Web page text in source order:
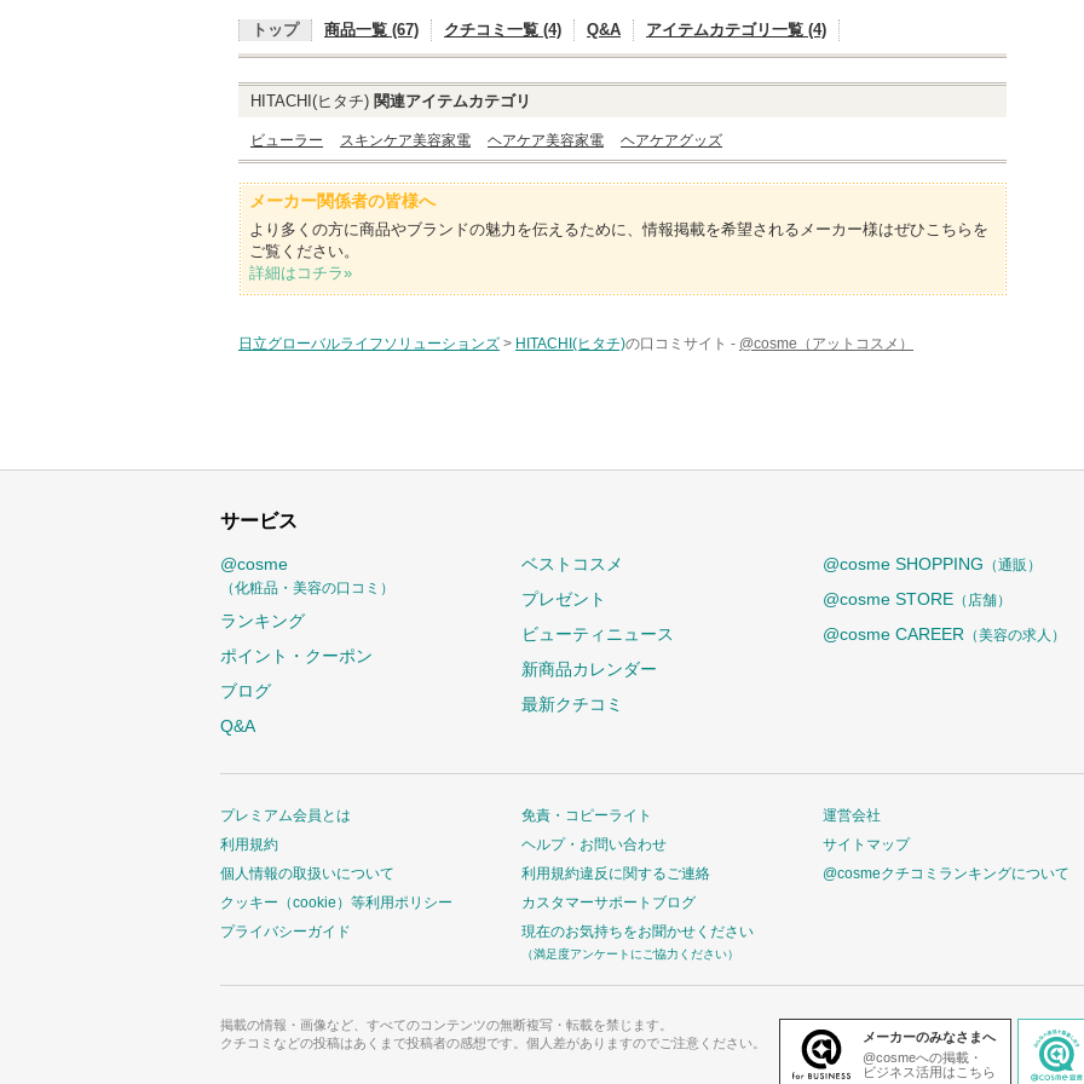
トップ 商品一覧 (67) クチコミ一覧 (4) Q&A アイテムカテゴリ一覧 (4)
HITACHI(ヒタチ) 関連アイテムカテゴリ
ビューラー スキンケア美容家電 ヘアケア美容家電 ヘアケアグッズ
メーカー関係者の皆様へ
より多くの方に商品やブランドの魅力を伝えるために、情報掲載を希望されるメーカー様はぜひこちらを
ご覧ください。
詳細はコチラ»
日立グローバルライフソリューションズ > HITACHI(ヒタチ)の口コミサイト - @cosme（アットコスメ）
サービス
@cosme
（化粧品・美容の口コミ）
ランキング
ポイント・クーポン
ブログ
Q&A
ベストコスメ
プレゼント
ビューティニュース
新商品カレンダー
最新クチコミ
@cosme SHOPPING （通販）
@cosme STORE （店舗）
@cosme CAREER （美容の求人）
プレミアム会員とは
利用規約
個人情報の取扱いについて
クッキー（cookie）等利用ポリシー
プライバシーガイド
免責・コピーライト
ヘルプ・お問い合わせ
利用規約違反に関するご連絡
カスタマーサポートブログ
現在のお気持ちをお聞かせください
（満足度アンケートにご協力ください）
運営会社
サイトマップ
@cosmeクチコミランキングについて
掲載の情報・画像など、すべてのコンテンツの無断複写・転載を禁じます。
クチコミなどの投稿はあくまで投稿者の感想です。個人差がありますのでご注意ください。
メーカーのみなさまへ
@cosmeへの掲載・
ビジネス活用はこちら